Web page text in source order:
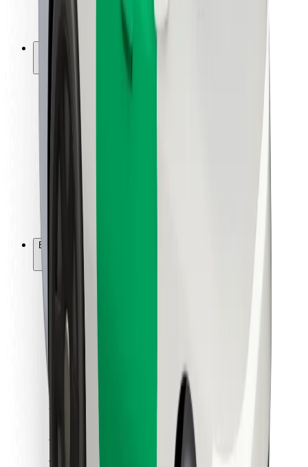
Repülőtér
Bolt töltőállomások
Utasoknak
Sofőröknek
Bolt Food
Flottapartnereknek
Bolt for Business
Egyéb
Beszállítók
Sütik
Biztonság
Pár perc alatt ott vagyunk érted!
Bolt alkalmazás letöltése
Bolt Food app letöltése